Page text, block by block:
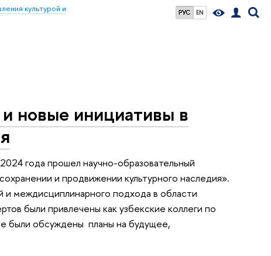
РУС EN
культурой и
новые инициативы в
года прошел научно-образовательный
и продвижении культурного наследия».
междисциплинарного подхода в области
были привлечены как узбекские коллеги по
были обсуждены планы на будущее,